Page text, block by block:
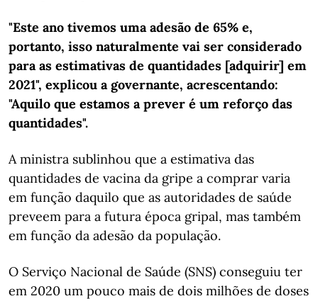
"Este ano tivemos uma adesão de 65% e,
portanto, isso naturalmente vai ser considerado
para as estimativas de quantidades [adquirir] em
2021", explicou a governante, acrescentando:
"Aquilo que estamos a prever é um reforço das
quantidades".
A ministra sublinhou que a estimativa das
quantidades de vacina da gripe a comprar varia
em função daquilo que as autoridades de saúde
preveem para a futura época gripal, mas também
em função da adesão da população.
O Serviço Nacional de Saúde (SNS) conseguiu ter
em 2020 um pouco mais de dois milhões de doses